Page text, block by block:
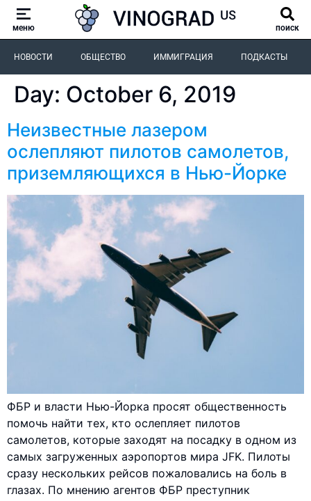
меню поиск
НОВОСТИ ОБЩЕСТВО ИММИГРАЦИЯ ПОДКАСТЫ
Day: October 6, 2019
Неизвестные лазером
ослепляют пилотов самолетов,
приземляющихся в Нью-Йорке
ФБР и власти Нью-Йорка просят общественность
помочь найти тех, кто ослепляет пилотов
самолетов, которые заходят на посадку в одном из
самых загруженных аэропортов мира JFK. Пилоты
сразу нескольких рейсов пожаловались на боль в
глазах. По мнению агентов ФБР преступник